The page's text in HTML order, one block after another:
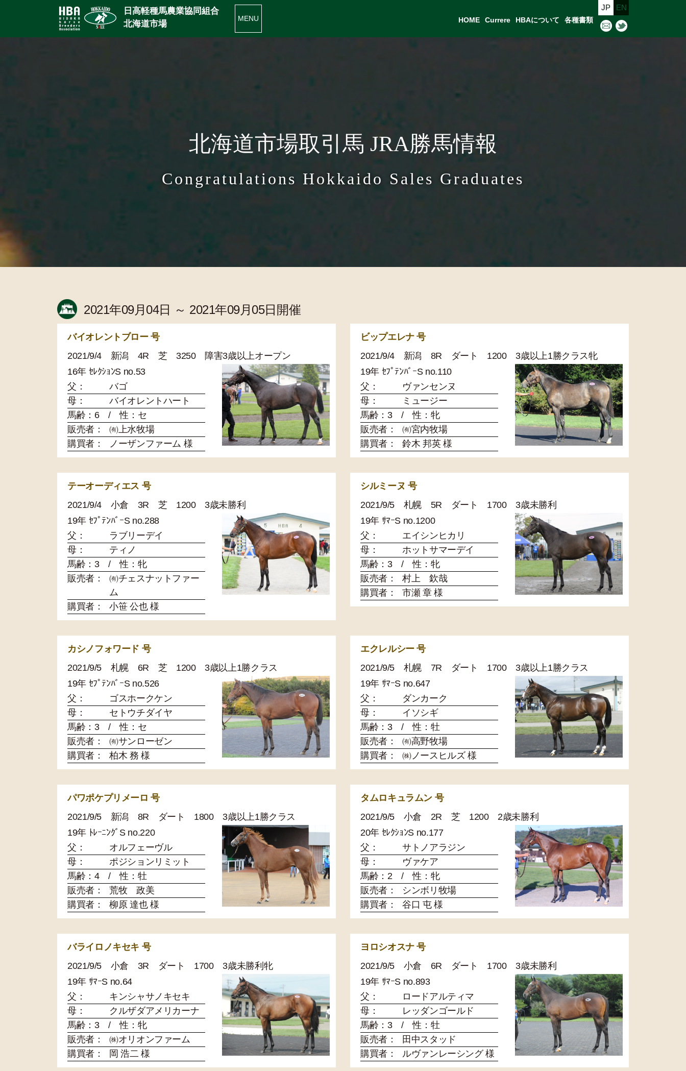
日高軽種馬農業協同組合
北海道市場
MENU
JP EN
HOME Currere HBAについて 各種書類
北海道市場取引馬 JRA勝馬情報
Congratulations Hokkaido Sales Graduates
2021年09月04日 ～ 2021年09月05日開催
バイオレントブロー 号
2021/9/4 新潟 4R 芝 3250 障害3歳以上オープン
16年 ｾﾚｸｼｮﾝS no.53
父：
バゴ
母：
バイオレントハート
馬齢：6 / 性：セ
販売者：
㈲上水牧場
購買者：
ノーザンファーム 様
ビップエレナ 号
2021/9/4 新潟 8R ダート 1200 3歳以上1勝クラス牝
19年 ｾﾌﾟﾃﾝﾊﾞｰS no.110
父：
ヴァンセンヌ
母：
ミュージー
馬齢：3 / 性：牝
販売者：
㈲宮内牧場
購買者：
鈴木 邦英 様
テーオーディエス 号
2021/9/4 小倉 3R 芝 1200 3歳未勝利
19年 ｾﾌﾟﾃﾝﾊﾞｰS no.288
父：
ラブリーデイ
母：
ティノ
馬齢：3 / 性：牝
販売者：
㈲チェスナットファー
ム
購買者：
小笹 公也 様
シルミーヌ 号
2021/9/5 札幌 5R ダート 1700 3歳未勝利
19年 ｻﾏｰS no.1200
父：
エイシンヒカリ
母：
ホットサマーデイ
馬齢：3 / 性：牝
販売者：
村上 欽哉
購買者：
市瀬 章 様
カシノフォワード 号
2021/9/5 札幌 6R 芝 1200 3歳以上1勝クラス
19年 ｾﾌﾟﾃﾝﾊﾞｰS no.526
父：
ゴスホークケン
母：
セトウチダイヤ
馬齢：3 / 性：セ
販売者：
㈲サンローゼン
購買者：
柏木 務 様
エクレルシー 号
2021/9/5 札幌 7R ダート 1700 3歳以上1勝クラス
19年 ｻﾏｰS no.647
父：
ダンカーク
母：
イソシギ
馬齢：3 / 性：牡
販売者：
㈲高野牧場
購買者：
㈱ノースヒルズ 様
パワポケプリメーロ 号
2021/9/5 新潟 8R ダート 1800 3歳以上1勝クラス
19年 ﾄﾚｰﾆﾝｸﾞS no.220
父：
オルフェーヴル
母：
ポジションリミット
馬齢：4 / 性：牡
販売者：
荒牧 政美
購買者：
柳原 達也 様
タムロキュラムン 号
2021/9/5 小倉 2R 芝 1200 2歳未勝利
20年 ｾﾚｸｼｮﾝS no.177
父：
サトノアラジン
母：
ヴァケア
馬齢：2 / 性：牝
販売者：
シンボリ牧場
購買者：
谷口 屯 様
バライロノキセキ 号
2021/9/5 小倉 3R ダート 1700 3歳未勝利牝
19年 ｻﾏｰS no.64
父：
キンシャサノキセキ
母：
クルザダアメリカーナ
馬齢：3 / 性：牝
販売者：
㈱オリオンファーム
購買者：
岡 浩二 様
ヨロシオスナ 号
2021/9/5 小倉 6R ダート 1700 3歳未勝利
19年 ｻﾏｰS no.893
父：
ロードアルティマ
母：
レッダンゴールド
馬齢：3 / 性：牡
販売者：
田中スタッド
購買者：
ルヴァンレーシング 様